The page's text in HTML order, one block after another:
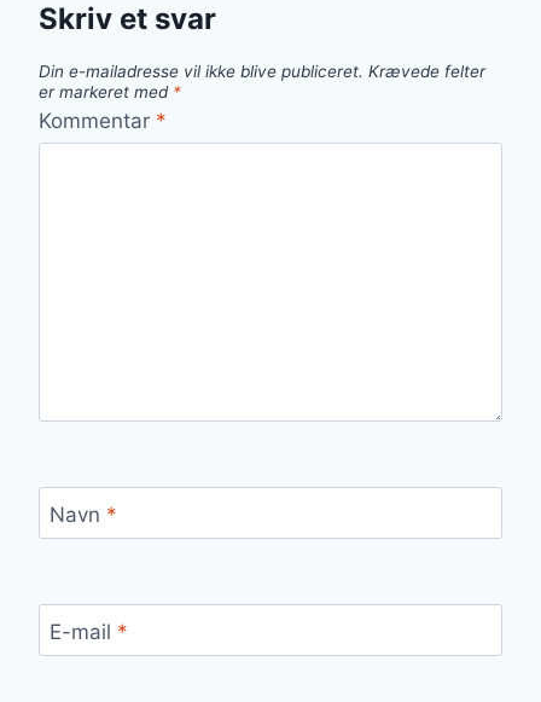
Skriv et svar
Din e-mailadresse vil ikke blive publiceret. Krævede felter
er markeret med *
Kommentar *
Navn *
E-mail *